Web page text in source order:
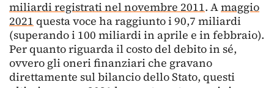
miliardi registrati nel novembre 2011. Amaggio
2021 questa voce ha raggiunto i 90,7 miliardi
(superando i 100 miliardi in aprile e in febbraio).
Per quanto riguarda il costo del debito in sé,
ovvero gli oneri finanziari che gravano
direttamente sul bilancio dello Stato, questi